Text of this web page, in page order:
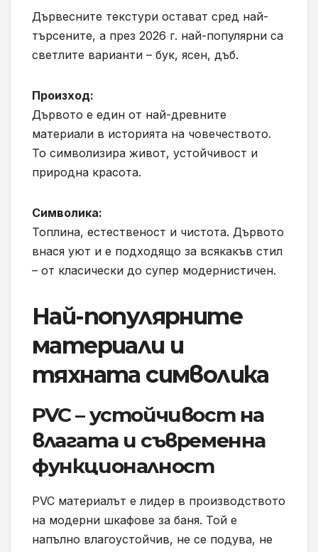
Дървесните текстури остават сред най-
търсените, а през 2026 г. най-популярни са
светлите варианти – бук, ясен, дъб.
Произход:
Дървото е един от най-древните
материали в историята на човечеството.
То символизира живот, устойчивост и
природна красота.
Символика:
Топлина, естественост и чистота. Дървото
внася уют и е подходящо за всякакъв стил
– от класически до супер модернистичен.
Най-популярните
материали и
тяхната символика
PVC – устойчивост на
влагата и съвременна
функционалност
PVC материалът е лидер в производството
на модерни шкафове за баня. Той е
напълно влагоустойчив, не се подува, не